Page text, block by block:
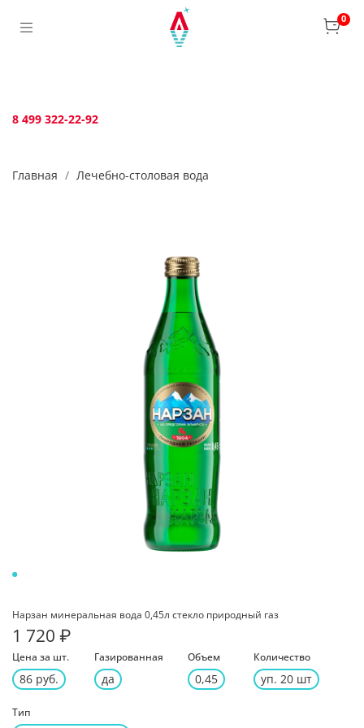
0
Главная Лечебно-столовая вода
Нарзан минеральная вода 0,45л стекло природный газ
1 720 ₽
Цена за шт.
86 руб.
Газированная
да
Объем
0,45
Количество
уп. 20 шт
Тип
8 499 322-22-92